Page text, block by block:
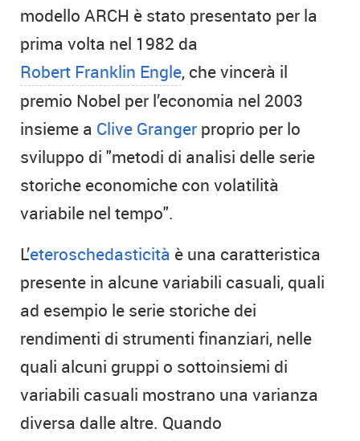
modello ARCH è stato presentato per la
prima volta nel 1982 da
Robert Franklin Engle, che vincerà il
premio Nobel per l’economia nel 2003
insieme a Clive Granger proprio per lo
sviluppo di "metodi di analisi delle serie
storiche economiche con volatilità
variabile nel tempo".
L’eteroschedasticità è una caratteristica
presente in alcune variabili casuali, quali
ad esempio le serie storiche dei
rendimenti di strumenti finanziari, nelle
quali alcuni gruppi o sottoinsiemi di
variabili casuali mostrano una varianza
diversa dalle altre. Quando